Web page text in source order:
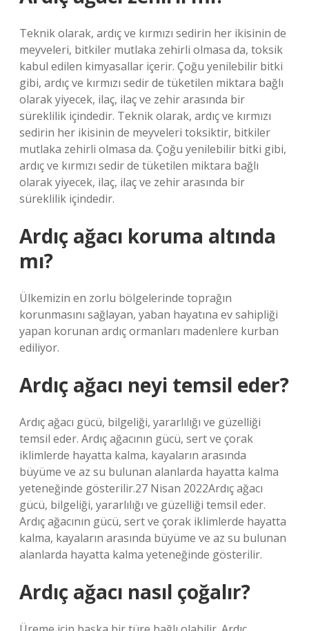
Teknik olarak, ardıç ve kırmızı sedirin her ikisinin de
meyveleri, bitkiler mutlaka zehirli olmasa da, toksik
kabul edilen kimyasallar içerir. Çoğu yenilebilir bitki
gibi, ardıç ve kırmızı sedir de tüketilen miktara bağlı
olarak yiyecek, ilaç, ilaç ve zehir arasında bir
süreklilik içindedir. Teknik olarak, ardıç ve kırmızı
sedirin her ikisinin de meyveleri toksiktir, bitkiler
mutlaka zehirli olmasa da. Çoğu yenilebilir bitki gibi,
ardıç ve kırmızı sedir de tüketilen miktara bağlı
olarak yiyecek, ilaç, ilaç ve zehir arasında bir
süreklilik içindedir.
Ardıç ağacı koruma altında
mı?
Ülkemizin en zorlu bölgelerinde toprağın
korunmasını sağlayan, yaban hayatına ev sahipliği
yapan korunan ardıç ormanları madenlere kurban
ediliyor.
Ardıç ağacı neyi temsil eder?
Ardıç ağacı gücü, bilgeliği, yararlılığı ve güzelliği
temsil eder. Ardıç ağacının gücü, sert ve çorak
iklimlerde hayatta kalma, kayaların arasında
büyüme ve az su bulunan alanlarda hayatta kalma
yeteneğinde gösterilir.27 Nisan 2022Ardıç ağacı
gücü, bilgeliği, yararlılığı ve güzelliği temsil eder.
Ardıç ağacının gücü, sert ve çorak iklimlerde hayatta
kalma, kayaların arasında büyüme ve az su bulunan
alanlarda hayatta kalma yeteneğinde gösterilir.
Ardıç ağacı nasıl çoğalır?